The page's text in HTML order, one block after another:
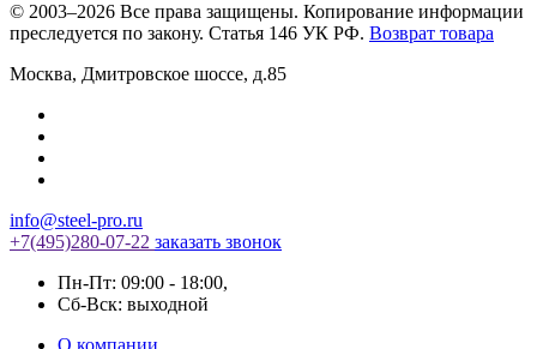
© 2003–2026 Все права защищены. Копирование информации
преследуется по закону. Статья 146 УК РФ. Возврат товара
Москва, Дмитровское шоссе, д.85
info@steel-pro.ru
+7(495)280-07-22 заказать звонок
Пн-Пт: 09:00 - 18:00,
Cб-Вск: выходной